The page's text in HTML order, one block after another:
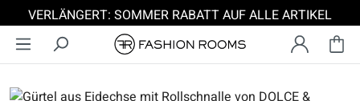
Zum Hauptinhalt springen
VERLÄNGERT: SOMMER RABATT AUF ALLE ARTIKEL
Bildergalerie überspringen